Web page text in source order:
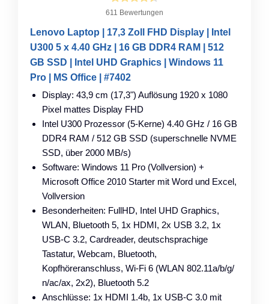
611 Bewertungen
Lenovo Laptop | 17,3 Zoll FHD Display | Intel
U300 5 x 4.40 GHz | 16 GB DDR4 RAM | 512
GB SSD | Intel UHD Graphics | Windows 11
Pro | MS Office | #7402
Display: 43,9 cm (17,3") Auflösung 1920 x 1080
Pixel mattes Display FHD
Intel U300 Prozessor (5-Kerne) 4.40 GHz / 16 GB
DDR4 RAM / 512 GB SSD (superschnelle NVME
SSD, über 2000 MB/s)
Software: Windows 11 Pro (Vollversion) +
Microsoft Office 2010 Starter mit Word und Excel,
Vollversion
Besonderheiten: FullHD, Intel UHD Graphics,
WLAN, Bluetooth 5, 1x HDMI, 2x USB 3.2, 1x
USB-C 3.2, Cardreader, deutschsprachige
Tastatur, Webcam, Bluetooth,
Kopfhöreranschluss, Wi-Fi 6 (WLAN 802.11a/​b/​g/​
n/​ac/​ax, 2x2), Bluetooth 5.2
Anschlüsse: 1x HDMI 1.4b, 1x USB-C 3.0 mit